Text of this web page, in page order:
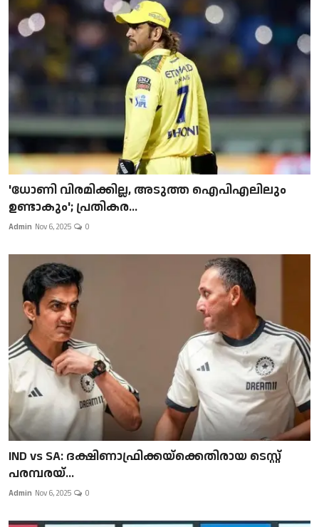
'ധോണി വിരമിക്കില്ല, അടുത്ത ഐപിഎലിലും
ഉണ്ടാകും'; പ്രതികര...
Admin Nov 6, 2025 0
IND vs SA: ദക്ഷിണാഫ്രിക്കയ്‌ക്കെതിരായ ടെസ്റ്റ്
പരമ്പരയ്...
Admin Nov 6, 2025 0